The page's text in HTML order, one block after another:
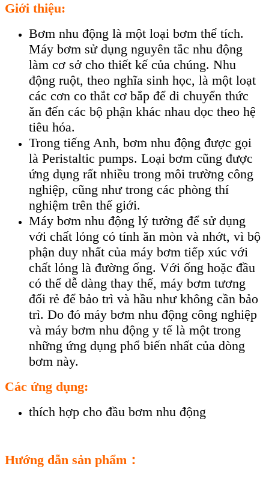
Giới thiệu:
Bơm nhu động là một loại bơm thể tích.
Máy bơm sử dụng nguyên tắc nhu động
làm cơ sở cho thiết kế của chúng. Nhu
động ruột, theo nghĩa sinh học, là một loạt
các cơn co thắt cơ bắp để di chuyển thức
ăn đến các bộ phận khác nhau dọc theo hệ
tiêu hóa.
Trong tiếng Anh, bơm nhu động được gọi
là Peristaltic pumps. Loại bơm cũng được
ứng dụng rất nhiều trong môi trường công
nghiệp, cũng như trong các phòng thí
nghiệm trên thế giới.
Máy bơm nhu động lý tưởng để sử dụng
với chất lỏng có tính ăn mòn và nhớt, vì bộ
phận duy nhất của máy bơm tiếp xúc với
chất lỏng là đường ống. Với ống hoặc đầu
có thể dễ dàng thay thế, máy bơm tương
đối rẻ để bảo trì và hầu như không cần bảo
trì. Do đó máy bơm nhu động công nghiệp
và máy bơm nhu động y tế là một trong
những ứng dụng phổ biến nhất của dòng
bơm này.
Các ứng dụng:
thích hợp cho đầu bơm nhu động
Hướng dẫn sản phẩm：